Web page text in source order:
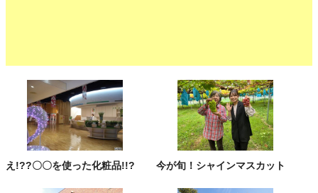
え!??〇〇を使った化粧品!!? 今が旬！シャインマスカット